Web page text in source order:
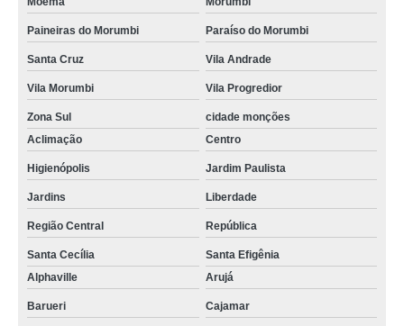
Paineiras do Morumbi Paraíso do Morumbi
Santa Cruz Vila Andrade
Vila Morumbi Vila Progredior
Zona Sul
cidade monções
Aclimação
Centro
Higienópolis Jardim Paulista
Jardins Liberdade
Região Central República
Santa Cecília
Santa Efigênia
Alphaville
Arujá
Barueri Cajamar